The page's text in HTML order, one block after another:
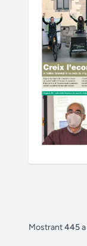
Mostrant445a